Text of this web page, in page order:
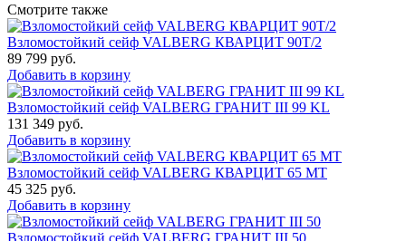
Смотрите также
Взломостойкий сейф VALBERG КВАРЦИТ 90Т/2
89 799 руб.
Добавить в корзину
Взломостойкий сейф VALBERG ГРАНИТ III 99 KL
131 349 руб.
Добавить в корзину
Взломостойкий сейф VALBERG КВАРЦИТ 65 МТ
45 325 руб.
Добавить в корзину
Взломостойкий сейф VALBERG ГРАНИТ III 50